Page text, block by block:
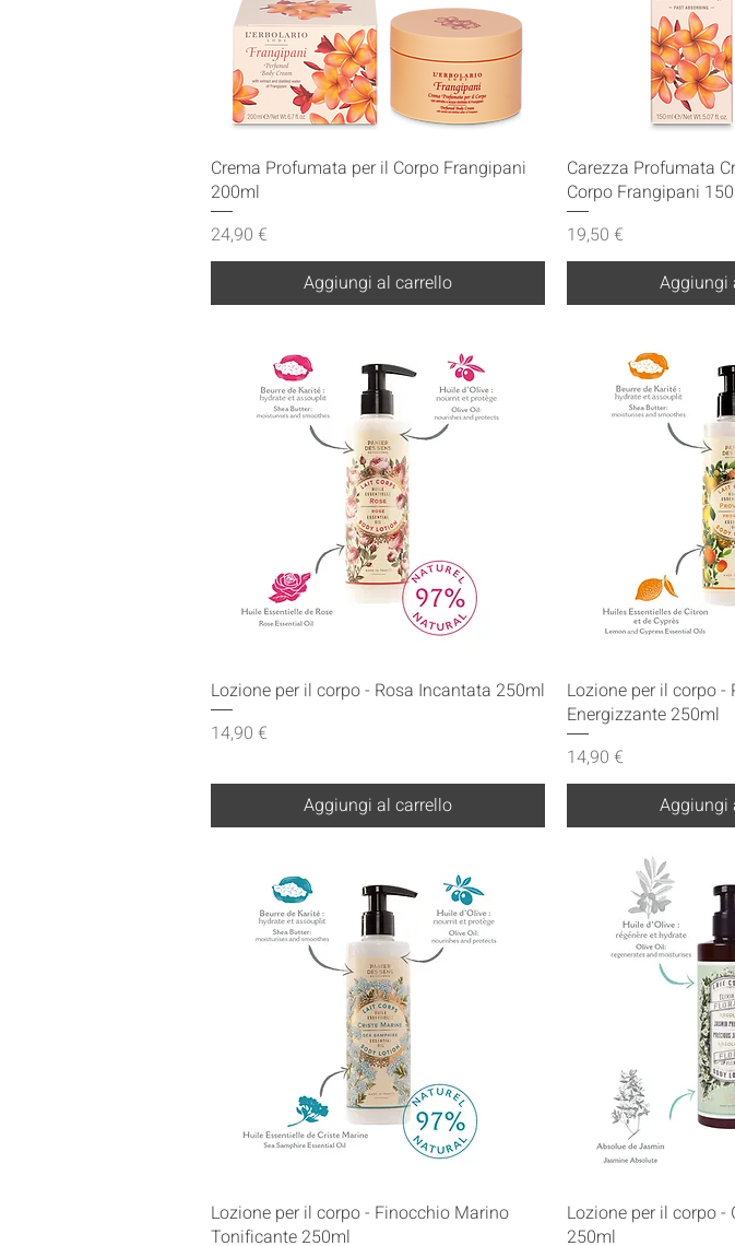
Vista rapida
Crema Profumata per il Corpo Frangipani
200ml
Prezzo
24,90 €
Aggiungi al carrello
Vista
Carezza Profumata
Corpo Frangipani
Prezzo
19,50 €
Aggiungi
Vista rapida
Lozione per il corpo - Rosa Incantata 250ml
Prezzo
14,90 €
Aggiungi al carrello
Vista
Lozione per il corpo -
Energizzante 250ml
Prezzo
14,90 €
Aggiungi
Vista rapida
Lozione per il corpo - Finocchio Marino
Tonificante 250ml
Vista
Lozione per il corpo
250ml